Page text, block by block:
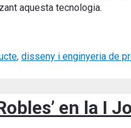
aquesta tecnologia.
, disseny i enginyeria de
en la I